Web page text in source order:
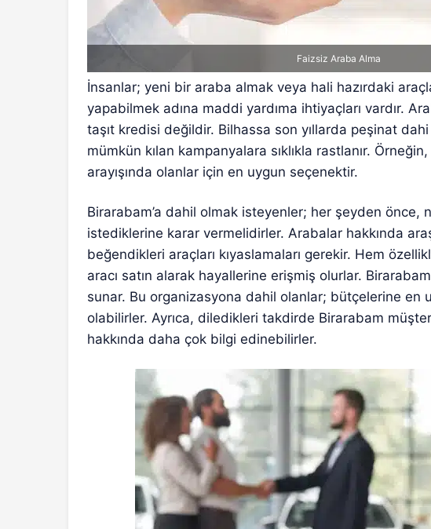
Faizsiz Araba Alma
İnsanlar; yeni bir araba almak veya hali hazırdaki
yapabilmek adına maddi yardıma ihtiyaçları vardır.
taşıt kredisi değildir. Bilhassa son yıllarda peşinat
mümkün kılan kampanyalara sıklıkla rastlanır.
arayışında olanlar için en uygun seçenektir.
Birarabam’a dahil olmak isteyenler; her şeyden önce,
istediklerine karar vermelidirler. Arabalar hakkında
beğendikleri araçları kıyaslamaları gerekir. Hem
aracı satın alarak hayallerine erişmiş olurlar.
sunar. Bu organizasyona dahil olanlar; bütçelerine en
olabilirler. Ayrıca, diledikleri takdirde Birarabam
hakkında daha çok bilgi edinebilirler.